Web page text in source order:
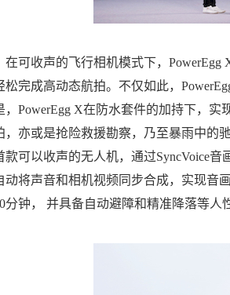
在可收声的飞行相机模式下，
松完成高动态航拍。不仅如此，
，PowerEgg X在防水套件的加持下，
，亦或是抢险救援勘察，乃至暴雨中的
款可以收声的无人机，通过SyncVoice
动将声音和相机视频同步合成，实现音
分钟， 并具备自动避障和精准降落等人